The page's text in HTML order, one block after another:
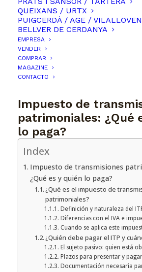
QUEIXANS / URTX
PUIGCERDÀ / AGE /
BELLVER DE CERDANYA
EMPRESA
VENDER
COMPRAR
MAGAZINE
CONTACTO
Impuesto de
patrimoniales: ¿Qué
lo paga?
Index
Impuesto de transmisiones
¿Qué es y quién lo paga?
¿Qué es el impuesto de
patrimoniales?
Definición y naturaleza del
Diferencias con el IVA e
Cuando se aplica este
¿Quién debe pagar el ITP y
El sujeto pasivo: quien está
Plazos para presentar y
Documentación necesaria